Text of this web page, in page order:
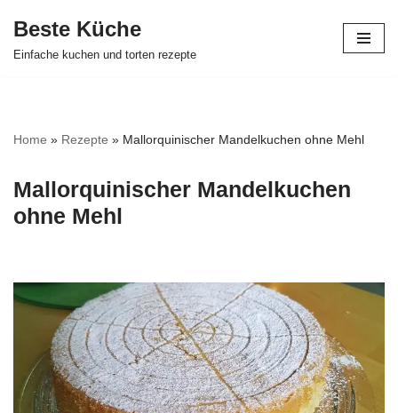
Zum
Beste Küche
Einfache kuchen und torten rezepte
Home » Rezepte » Mallorquinischer Mandelkuchen ohne Mehl
Mallorquinischer Mandelkuchen
ohne Mehl